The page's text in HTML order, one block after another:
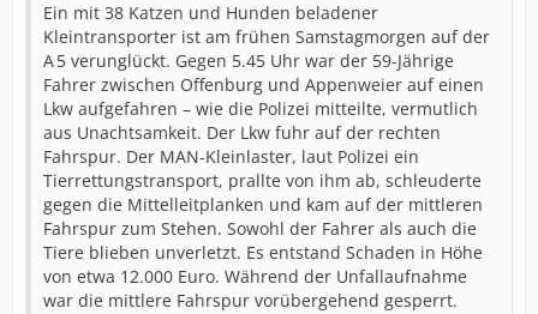
Ein mit 38 Katzen und Hunden beladener
Kleintransporter ist am frühen Samstagmorgen auf der
A 5 verunglückt. Gegen 5.45 Uhr war der 59-Jährige
Fahrer zwischen Offenburg und Appenweier auf einen
Lkw aufgefahren – wie die Polizei mitteilte, vermutlich
aus Unachtsamkeit. Der Lkw fuhr auf der rechten
Fahrspur. Der MAN-Kleinlaster, laut Polizei ein
Tierrettungstransport, prallte von ihm ab, schleuderte
gegen die Mittelleitplanken und kam auf der mittleren
Fahrspur zum Stehen. Sowohl der Fahrer als auch die
Tiere blieben unverletzt. Es entstand Schaden in Höhe
von etwa 12.000 Euro. Während der Unfallaufnahme
war die mittlere Fahrspur vorübergehend gesperrt.